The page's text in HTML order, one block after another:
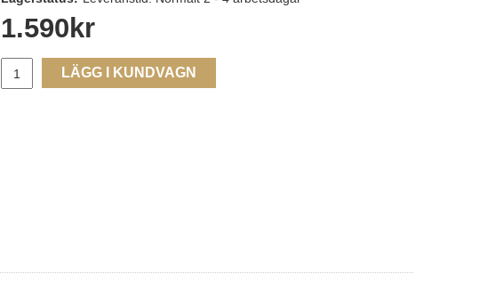
1.590 kr
LÄGG I KUNDVAGN